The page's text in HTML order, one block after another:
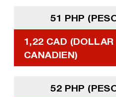
51 PHP
1,22 CAD (DOLLAR
CANADIEN)
52 PHP